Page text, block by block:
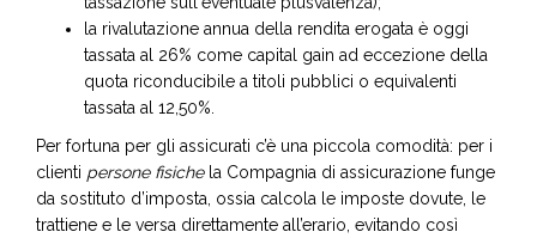
la rivalutazione annua della rendita erogata è oggi
tassata al 26% come capital gain ad eccezione della
quota riconducibile a titoli pubblici o equivalenti
tassata al 12,50%.
Per fortuna per gli assicurati c’è una piccola comodità: per i
clienti persone fisichela Compagnia di assicurazione funge
da sostituto d’imposta, ossia calcola le imposte dovute, le
trattiene e le versa direttamente all’erario, evitando così